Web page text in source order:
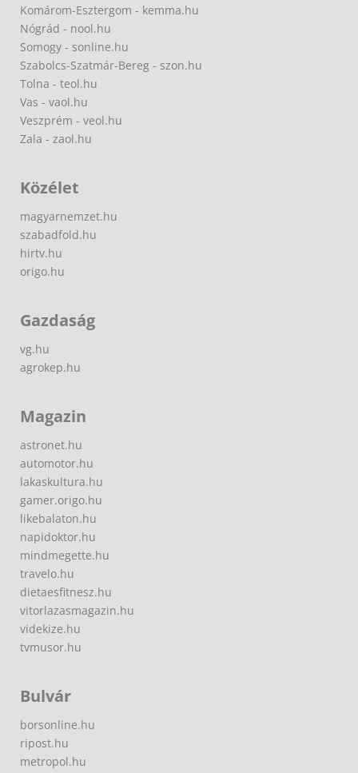
Komárom-Esztergom - kemma.hu
Nógrád - nool.hu
Somogy - sonline.hu
Szabolcs-Szatmár-Bereg - szon.hu
Tolna - teol.hu
Vas - vaol.hu
Veszprém - veol.hu
Zala - zaol.hu
Közélet
magyarnemzet.hu
szabadfold.hu
hirtv.hu
origo.hu
Gazdaság
vg.hu
agrokep.hu
Magazin
astronet.hu
automotor.hu
lakaskultura.hu
gamer.origo.hu
likebalaton.hu
napidoktor.hu
mindmegette.hu
travelo.hu
dietaesfitnesz.hu
vitorlazasmagazin.hu
videkize.hu
tvmusor.hu
Bulvár
borsonline.hu
ripost.hu
metropol.hu